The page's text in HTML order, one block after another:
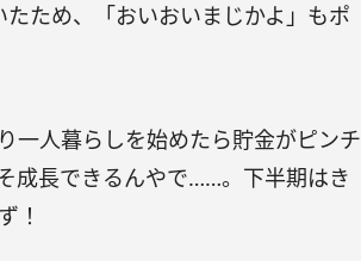
ため、「おいおいまじかよ」もポ
一人暮らしを始めたら貯金がピンチ
成長できるんやで……。下半期はき
！